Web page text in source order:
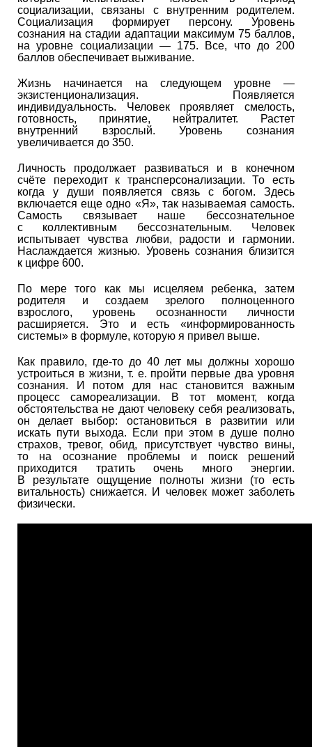
социализации, связаны с внутренним родителем.
Социализация формирует персону. Уровень
сознания на стадии адаптации максимум 75 баллов,
на уровне социализации — 175. Все, что до 200
баллов обеспечивает выживание.
Жизнь начинается на следующем уровне —
экзистенционализация. Появляется
индивидуальность. Человек проявляет смелость,
готовность, принятие, нейтралитет. Растет
внутренний взрослый. Уровень сознания
увеличивается до 350.
Личность продолжает развиваться и в конечном
счёте переходит к трансперсонализации. То есть
когда у души появляется связь с богом. Здесь
включается еще одно «Я», так называемая самость.
Самость связывает наше бессознательное
с коллективным бессознательным. Человек
испытывает чувства любви, радости и гармонии.
Наслаждается жизнью. Уровень сознания близится
к цифре 600.
По мере того как мы исцеляем ребенка, затем
родителя и создаем зрелого полноценного
взрослого, уровень осознанности личности
расширяется. Это и есть «информированность
системы» в формуле, которую я привел выше.
Как правило, где-то до 40 лет мы должны хорошо
устроиться в жизни, т. е. пройти первые два уровня
сознания. И потом для нас становится важным
процесс самореализации. В тот момент, когда
обстоятельства не дают человеку себя реализовать,
он делает выбор: остановиться в развитии или
искать пути выхода. Если при этом в душе полно
страхов, тревог, обид, присутствует чувство вины,
то на осознание проблемы и поиск решений
приходится тратить очень много энергии.
В результате ощущение полноты жизни (то есть
витальность) снижается. И человек может заболеть
физически.